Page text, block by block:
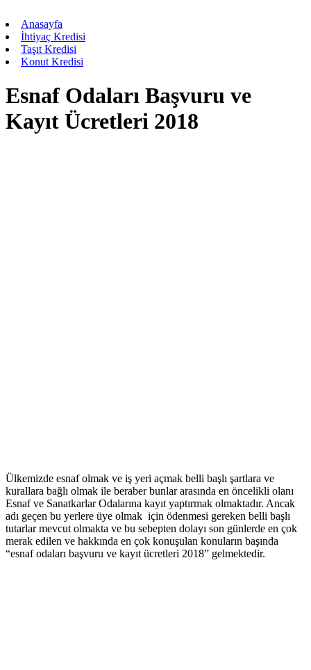
Anasayfa
İhtiyaç Kredisi
Taşıt Kredisi
Konut Kredisi
Esnaf Odaları Başvuru ve
Kayıt Ücretleri 2018
Ülkemizde esnaf olmak ve iş yeri açmak belli başlı şartlara ve
kurallara bağlı olmak ile beraber bunlar arasında en öncelikli olanı
Esnaf ve Sanatkarlar Odalarına kayıt yaptırmak olmaktadır. Ancak
adı geçen bu yerlere üye olmak için ödenmesi gereken belli başlı
tutarlar mevcut olmakta ve bu sebepten dolayı son günlerde en çok
merak edilen ve hakkında en çok konuşulan konuların başında
“esnaf odaları başvuru ve kayıt ücretleri 2018” gelmektedir.